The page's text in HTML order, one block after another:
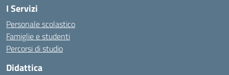
I Servizi
Personale scolastico
Famiglie e studenti
Percorsi di studio
Didattica